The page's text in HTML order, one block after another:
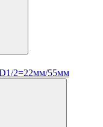
D1/2=22мм/55мм